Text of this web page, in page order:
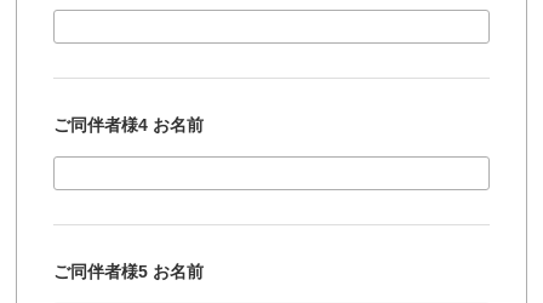
ご同伴者様4 お名前
ご同伴者様5 お名前